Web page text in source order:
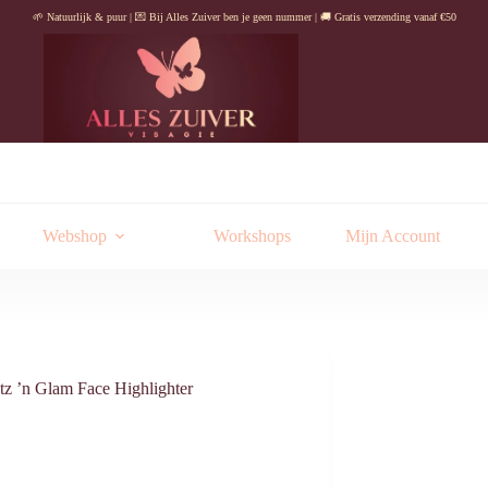
🌱 Natuurlijk & puur | 💌 Bij Alles Zuiver ben je geen nummer | 🚚 Gratis verzending vanaf €50
Webshop Workshops Mijn Account
’n Glam Face Highlighter